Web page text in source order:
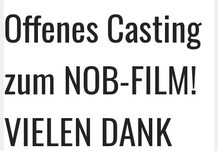
Offenes Casting
zum NOB-FILM!
VIELEN DANK